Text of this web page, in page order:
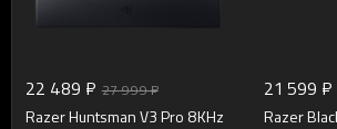
22 489 ₽ 27 999 ₽
Razer Huntsman V3 Pro 8KHz
21 599 ₽
Razer